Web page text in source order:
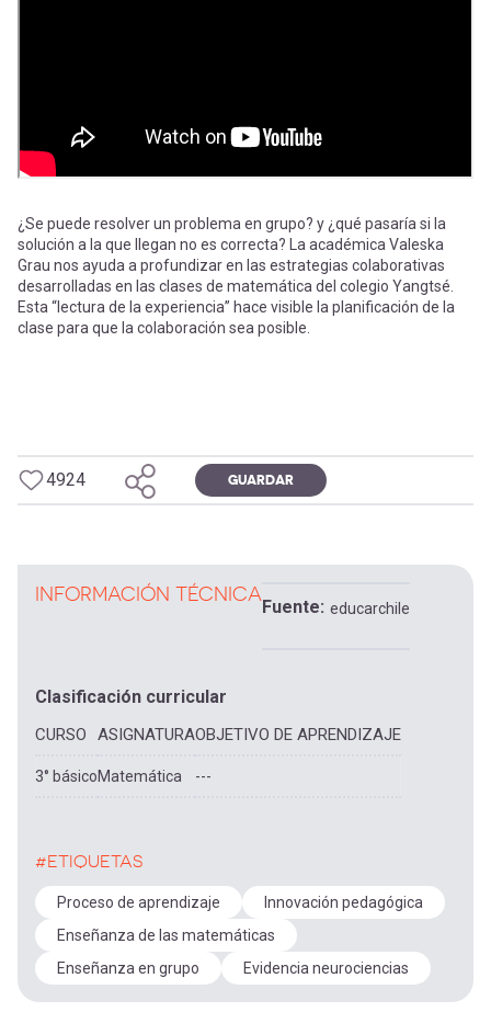
Menú
entrar
a
mi
navegación
¿Se puede resolver un problema en grupo? y ¿qué pasaría si la
solución a la que llegan no es correcta? La académica Valeska
Grau nos ayuda a profundizar en las estrategias colaborativas
desarrolladas en las clases de matemática del colegio Yangtsé.
Esta “lectura de la experiencia” hace visible la planificación de la
clase para que la colaboración sea posible.
4924 GUARDAR
INFORMACIÓN TÉCNICA
Fuente educarchile
Clasificación curricular
CURSO ASIGNATURAOBJETIVO DE APRENDIZAJE
3° básicoMatemática ---
#ETIQUETAS
Proceso de aprendizaje
Innovación pedagógica
Enseñanza de las matemáticas
Enseñanza en grupo
Evidencia neurociencias